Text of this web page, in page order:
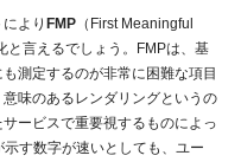
より FMP （First Meaningful
と言えるでしょう。FMPは、基
測定するのが非常に困難な項目
味のあるレンダリングというの
ービスで重要視するものによっ
す数字が速いとしても、ユー